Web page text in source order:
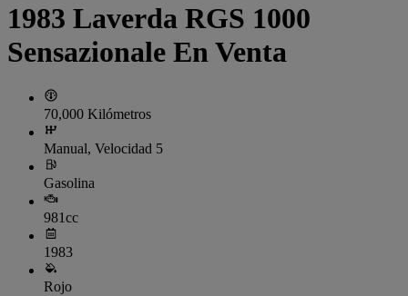
1983 Laverda RGS 1000
Sensazionale En Venta
70,000 Kilómetros
Manual, Velocidad 5
Gasolina
981cc
1983
Rojo